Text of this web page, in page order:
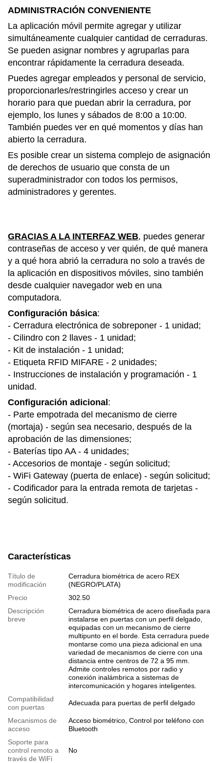
ADMINISTRACIÓN CONVENIENTE
La aplicación móvil permite agregar y utilizar
simultáneamente cualquier cantidad de cerraduras.
Se pueden asignar nombres y agruparlas para
encontrar rápidamente la cerradura deseada.
Puedes agregar empleados y personal de servicio,
proporcionarles/restringirles acceso y crear un
horario para que puedan abrir la cerradura, por
ejemplo, los lunes y sábados de 8:00 a 10:00.
También puedes ver en qué momentos y días han
abierto la cerradura.
Es posible crear un sistema complejo de asignación
de derechos de usuario que consta de un
superadministrador con todos los permisos,
administradores y gerentes.
GRACIAS A LA INTERFAZ WEB, puedes generar
contraseñas de acceso y ver quién, de qué manera
y a qué hora abrió la cerradura no solo a través de
la aplicación en dispositivos móviles, sino también
desde cualquier navegador web en una
computadora.
Configuración básica:
- Cerradura electrónica de sobreponer - 1 unidad;
- Cilindro con 2 llaves - 1 unidad;
- Kit de instalación - 1 unidad;
- Etiqueta RFID MIFARE - 2 unidades;
- Instrucciones de instalación y programación - 1
unidad.
Configuración adicional:
- Parte empotrada del mecanismo de cierre
(mortaja) - según sea necesario, después de la
aprobación de las dimensiones;
- Baterías tipo AA - 4 unidades;
- Accesorios de montaje - según solicitud;
- WiFi Gateway (puerta de enlace) - según solicitud;
- Codificador para la entrada remota de tarjetas -
según solicitud.
Características
Título de
modificación
Cerradura biométrica de acero REX
(NEGRO/PLATA)
Precio
302.50
Descripción
breve
Cerradura biométrica de acero diseñada para
instalarse en puertas con un perfil delgado,
equipadas con un mecanismo de cierre
multipunto en el borde. Esta cerradura puede
montarse como una pieza adicional en una
variedad de mecanismos de cierre con una
distancia entre centros de 72 a 95 mm.
Admite controles remotos por radio y
conexión inalámbrica a sistemas de
intercomunicación y hogares inteligentes.
Compatibilidad
con puertas
Adecuada para puertas de perfil delgado
Mecanismos de
acceso
Acceso biométrico, Control por teléfono con
Bluetooth
Soporte para
control remoto a
través de WiFi
No